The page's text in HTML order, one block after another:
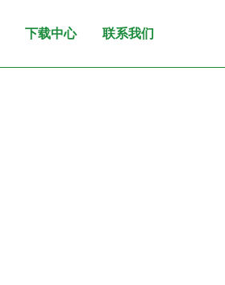
下载中心 联系我们